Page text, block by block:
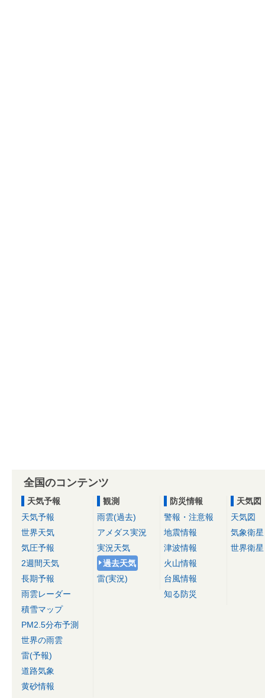
全国のコンテンツ
天気予報
天気予報
世界天気
気圧予報
2週間天気
長期予報
雨雲レーダー
積雪マップ
PM2.5分布予測
世界の雨雲
雷(予報)
道路気象
黄砂情報
観測
雨雲(過去)
アメダス実況
実況天気
過去天気
雷(実況)
防災情報
警報・注意報
地震情報
津波情報
火山情報
台風情報
知る防災
天気図
天気図
気象衛星
世界衛星